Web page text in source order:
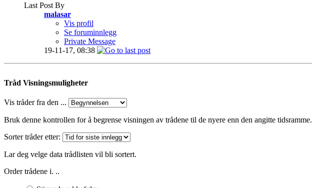
Last Post By
malasar
Vis profil
Se foruminnlegg
Private Message
19-11-17, 08:38
Tråd Visningsmuligheter
Vis tråder fra den ...
Bruk denne kontrollen for å begrense visningen av trådene til de nyere enn den angitte tidsramme.
Sorter tråder etter:
Lar deg velge data trådlisten vil bli sortert.
Order trådene i. ..